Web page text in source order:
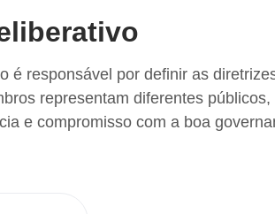
é responsável por definir as
representam diferentes
e compromisso com a boa